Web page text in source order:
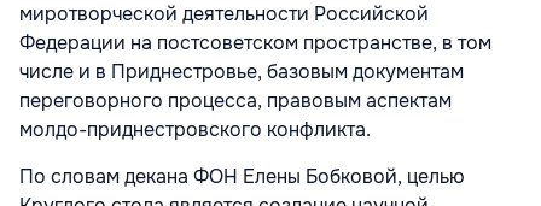
миротворческой деятельности Российской
Федерации на постсоветском пространстве, в том
числе и в Приднестровье, базовым документам
переговорного процесса, правовым аспектам
молдо-приднестровского конфликта.
По словам декана ФОН Елены Бобковой, целью